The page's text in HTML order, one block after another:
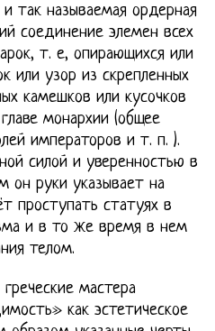
так называемая ордерная
соединение элемен всех
т. е, опирающихся или
или узор из скрепленных
камешков или кусочков
монархии (общее
императоров и т. п. ).
силой и уверенностью в
он руки указывает на
проступать статуях в
и в то же время в нем
телом.
мастера
как эстетическое